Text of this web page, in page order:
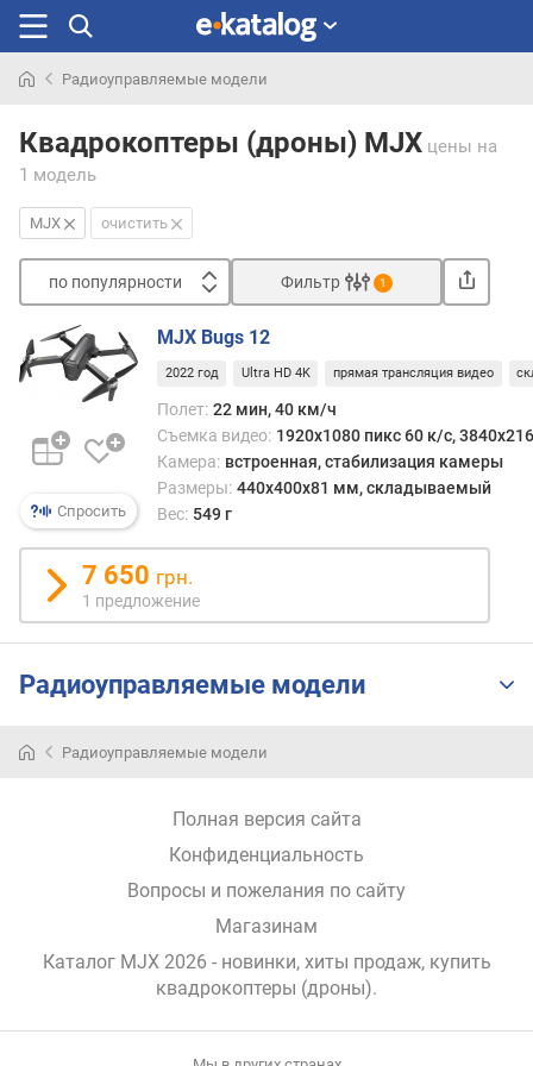
раньше
Радиоуправляемые модели
Квадрокоптеры (дроны) MJX цены на
1 модель
MJX очистить
по популярности
п
о
о
п
л
я
р
н
о
с
и
т
р
Фильтр 1
Спросить
MJX Bugs 12
2022 год Ultra HD 4K прямая трансляция видео
Полет: 22 мин, 40 км/ч
Съемка видео: 1920x1080 пикс 60 к/с,
Камера: встроенная, cтабилизация камеры
Размеры: 440x400x81 мм, складываемый
Вес: 549 г
7 650 грн.
1 предложение
Радиоуправляемые модели
Радиоуправляемые модели
Полная версия сайта
Конфиденциальность
Вопросы и пожелания по сайту
Магазинам
Каталог MJX 2026 - новинки, хиты продаж, купить
квадрокоптеры (дроны).